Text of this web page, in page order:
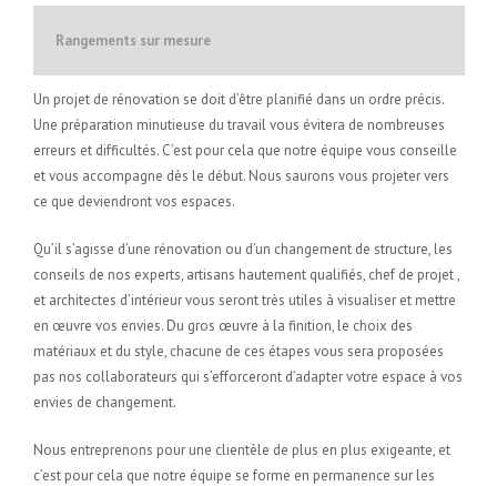
Rangements sur mesure
Un projet de rénovation se doit d’être planifié dans un ordre précis.
Une préparation minutieuse du travail vous évitera de nombreuses
erreurs et difficultés. C’est pour cela que notre équipe vous conseille
et vous accompagne dès le début. Nous saurons vous projeter vers
ce que deviendront vos espaces.
Qu’il s’agisse d’une rénovation ou d’un changement de structure, les
conseils de nos experts, artisans hautement qualifiés, chef de projet ,
et architectes d’intérieur vous seront très utiles à visualiser et mettre
en œuvre vos envies. Du gros œuvre à la finition, le choix des
matériaux et du style, chacune de ces étapes vous sera proposées
pas nos collaborateurs qui s’efforceront d’adapter votre espace à vos
envies de changement.
Nous entreprenons pour une clientèle de plus en plus exigeante, et
c’est pour cela que notre équipe se forme en permanence sur les